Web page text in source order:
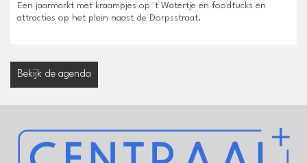
Een jaarmarkt met kraampjes op 't Watertje en foodtucks en
attracties op het plein naast de Dorpsstraat.
Bekijk de agenda